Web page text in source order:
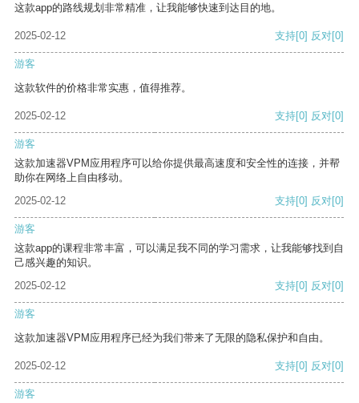
这款app的路线规划非常精准，让我能够快速到达目的地。
2025-02-12 支持[0] 反对[0]
游客
这款软件的价格非常实惠，值得推荐。
2025-02-12 支持[0] 反对[0]
游客
这款加速器VPM应用程序可以给你提供最高速度和安全性的连接，并帮
助你在网络上自由移动。
2025-02-12
支持[0] 反对[0]
游客
这款app的课程非常丰富，可以满足我不同的学习需求，让我能够找到自
己感兴趣的知识。
2025-02-12
支持[0] 反对[0]
游客
这款加速器VPM应用程序已经为我们带来了无限的隐私保护和自由。
2025-02-12 支持[0] 反对[0]
游客